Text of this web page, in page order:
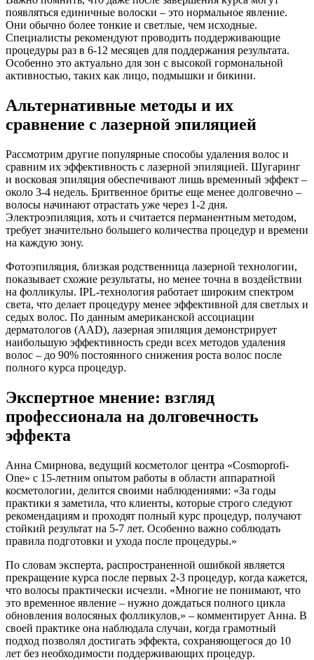
появляться единичные волоски – это нормальное явление.
Они обычно более тонкие и светлые, чем исходные.
Специалисты рекомендуют проводить поддерживающие
процедуры раз в 6-12 месяцев для поддержания результата.
Особенно это актуально для зон с высокой гормональной
активностью, таких как лицо, подмышки и бикини.
Альтернативные методы и их
сравнение с лазерной эпиляцией
Рассмотрим другие популярные способы удаления волос и
сравним их эффективность с лазерной эпиляцией. Шугаринг
и восковая эпиляция обеспечивают лишь временный эффект –
около 3-4 недель. Бритвенное бритье еще менее долговечно –
волосы начинают отрастать уже через 1-2 дня.
Электроэпиляция, хоть и считается перманентным методом,
требует значительно большего количества процедур и времени
на каждую зону.
Фотоэпиляция, близкая родственница лазерной технологии,
показывает схожие результаты, но менее точна в воздействии
на фолликулы. IPL-технология работает широким спектром
света, что делает процедуру менее эффективной для светлых и
седых волос. По данным американской ассоциации
дерматологов (AAD), лазерная эпиляция демонстрирует
наибольшую эффективность среди всех методов удаления
волос – до 90% постоянного снижения роста волос после
полного курса процедур.
Экспертное мнение: взгляд
профессионала на долговечность
эффекта
Анна Смирнова, ведущий косметолог центра «Cosmoprofi-
One» с 15-летним опытом работы в области аппаратной
косметологии, делится своими наблюдениями: «За годы
практики я заметила, что клиенты, которые строго следуют
рекомендациям и проходят полный курс процедур, получают
стойкий результат на 5-7 лет. Особенно важно соблюдать
правила подготовки и ухода после процедуры.»
По словам эксперта, распространенной ошибкой является
прекращение курса после первых 2-3 процедур, когда кажется,
что волосы практически исчезли. «Многие не понимают, что
это временное явление – нужно дождаться полного цикла
обновления волосяных фолликулов,» – комментирует Анна. В
своей практике она наблюдала случаи, когда грамотный
подход позволял достигать эффекта, сохраняющегося до 10
лет без необходимости поддерживающих процедур.